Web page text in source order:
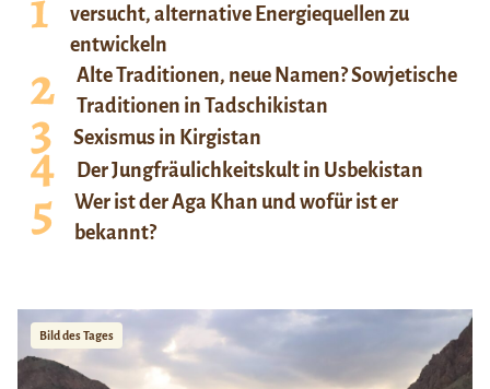
versucht, alternative Energiequellen zu
entwickeln
Alte Traditionen, neue Namen? Sowjetische
Traditionen in Tadschikistan
Sexismus in Kirgistan
Der Jungfräulichkeitskult in Usbekistan
Wer ist der Aga Khan und wofür ist er
bekannt?
Bild des Tages